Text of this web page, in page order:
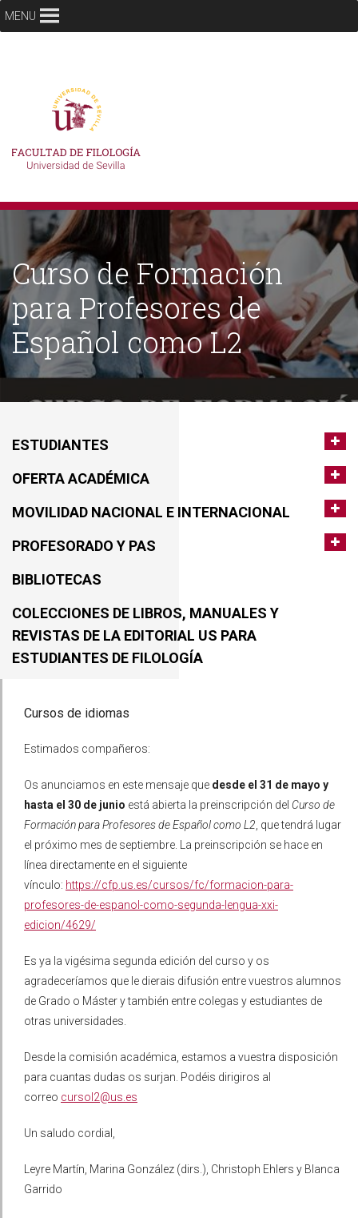
MENU
Curso de Formación
para Profesores de
Español como L2
ESTUDIANTES
OFERTA ACADÉMICA
MOVILIDAD NACIONAL E INTERNACIONAL
PROFESORADO Y PAS
BIBLIOTECAS
COLECCIONES DE LIBROS, MANUALES Y
REVISTAS DE LA EDITORIAL US PARA
ESTUDIANTES DE FILOLOGÍA
Cursos de idiomas
Estimados compañeros:
Os anunciamos en este mensaje que desde el 31 de mayo y
hasta el 30 de junio está abierta la preinscripción del Curso de
Formación para Profesores de Español como L2 , que tendrá lugar
el próximo mes de septiembre. La preinscripción se hace en
línea directamente en el siguiente
vínculo: https://cfp.us.es/cursos/fc/formacion-para-
profesores-de-espanol-como-segunda-lengua-xxi-
edicion/4629/
Es ya la vigésima segunda edición del curso y os
agradeceríamos que le dierais difusión entre vuestros alumnos
de Grado o Máster y también entre colegas y estudiantes de
otras universidades.
Desde la comisión académica, estamos a vuestra disposición
para cuantas dudas os surjan. Podéis dirigiros al
correo cursol2@us.es
Un saludo cordial,
Leyre Martín, Marina González (dirs.), Christoph Ehlers y Blanca
Garrido